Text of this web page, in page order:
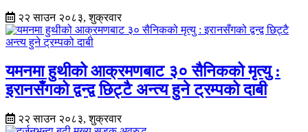
२२ साउन २०८३, शुक्रवार
यमनमा हुथीको आक्रमणबाट ३० सैनिकको मृत्यु :
इरानसँगको द्वन्द्व छिट्टै अन्त्य हुने ट्रम्पको दाबी
२२ साउन २०८३, शुक्रवार